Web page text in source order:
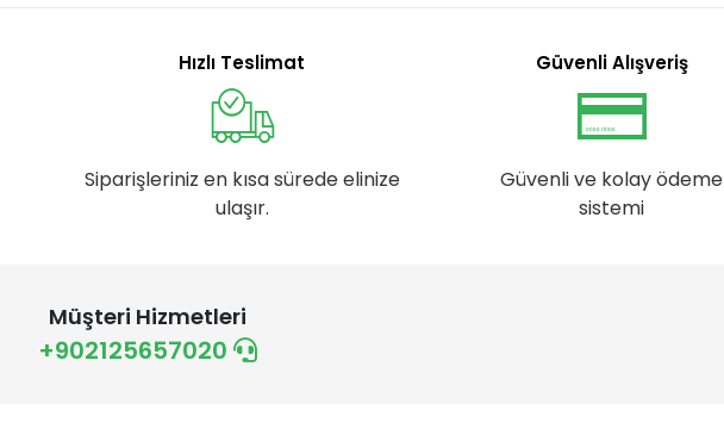
Hızlı Teslimat
Siparişleriniz en kısa sürede elinize
ulaşır.
Güvenli Alışveriş
Güvenli ve kolay ödeme
sistemi
Müşteri Hizmetleri
+902125657020